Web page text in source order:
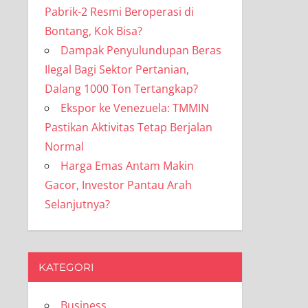
Pabrik-2 Resmi Beroperasi di
Bontang, Kok Bisa?
Dampak Penyulundupan Beras
Ilegal Bagi Sektor Pertanian,
Dalang 1000 Ton Tertangkap?
Ekspor ke Venezuela: TMMIN
Pastikan Aktivitas Tetap Berjalan
Normal
Harga Emas Antam Makin
Gacor, Investor Pantau Arah
Selanjutnya?
KATEGORI